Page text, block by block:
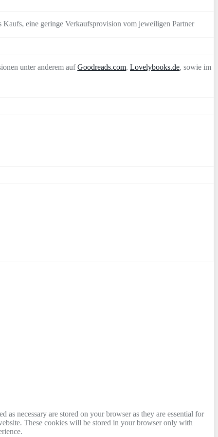
eine geringe Verkaufsprovision vom jeweiligen Partner
unter anderem aufGoodreads.com, Lovelybooks.de, sowie im
necessary are stored on your browser as they are essential for
These cookies will be stored in your browser only with